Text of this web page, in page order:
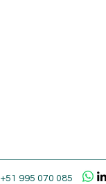
+51 995 070 085